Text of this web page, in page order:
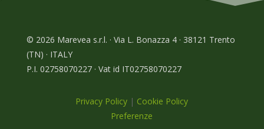
© 2026 Marevea s.r.l. · Via L. Bonazza 4 · 38121 Trento
(TN) · ITALY
P.I. 02758070227 · Vat id IT02758070227
Privacy Policy | Cookie Policy
Preferenze